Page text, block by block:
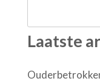
Laatste